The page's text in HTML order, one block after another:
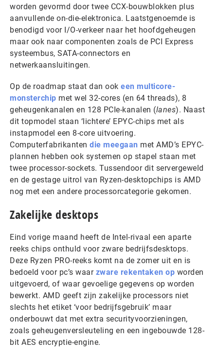
worden gevormd door twee CCX-bouwblokken plus
aanvullende on-die-elektronica. Laatstgenoemde is
benodigd voor I/O-verkeer naar het hoofdgeheugen
maar ook naar componenten zoals de PCI Express
systeembus, SATA-connectors en
netwerkaansluitingen.
Op de roadmap staat dan ook een multicore-
monsterchip met wel 32-cores (en 64 threads), 8
geheugenkanalen en 128 PCIe-kanalen (lanes). Naast
dit topmodel staan ‘lichtere’ EPYC-chips met als
instapmodel een 8-core uitvoering.
Computerfabrikanten die meegaan met AMD’s EPYC-
plannen hebben ook systemen op stapel staan met
twee processor-sockets. Tussendoor dit servergeweld
en de gestage uitrol van Ryzen-desktopchips is AMD
nog met een andere processorcategorie gekomen.
Zakelijke desktops
Eind vorige maand heeft de Intel-rivaal een aparte
reeks chips onthuld voor zware bedrijfsdesktops.
Deze Ryzen PRO-reeks komt na de zomer uit en is
bedoeld voor pc’s waar zware rekentaken op worden
uitgevoerd, of waar gevoelige gegevens op worden
bewerkt. AMD geeft zijn zakelijke processors niet
slechts het etiket ‘voor bedrijfsgebruik’ maar
onderbouwt dat met extra securityvoorzieningen,
zoals geheugenversleuteling en een ingebouwde 128-
bit AES encryptie-engine.